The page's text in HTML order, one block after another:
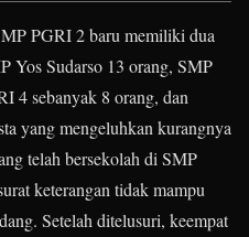
PGRI 2 baru memiliki dua
Yos Sudarso 13 orang, SMP
4 sebanyak 8 orang, dan
yang mengeluhkan kurangnya
telah bersekolah di SMP
keterangan tidak mampu
Setelah ditelusuri, keempat